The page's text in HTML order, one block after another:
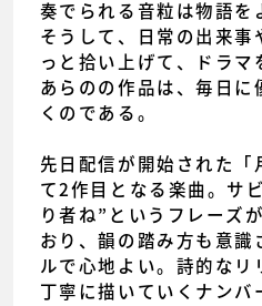
奏でられる音粒は物語を
そうして、日常の出来
っと拾い上げて、ドラマ
あらのの作品は、毎日
くのである。
先日配信が開始された「
て2作目となる楽曲。サ
り者ね”というフレーズ
おり、韻の踏み方も意識
ルで心地よい。詩的なリ
丁寧に描いていくナンバ